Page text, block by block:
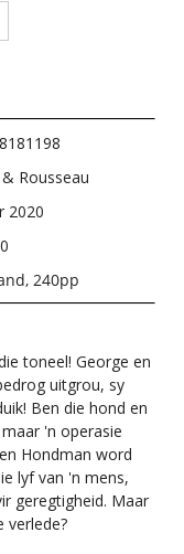
Rousseau
2020
240pp
toneel! George en
uitgrou, sy
Ben die hond en
'n operasie
Hondman word
lyf van 'n mens,
geregtigheid. Maar
verlede?